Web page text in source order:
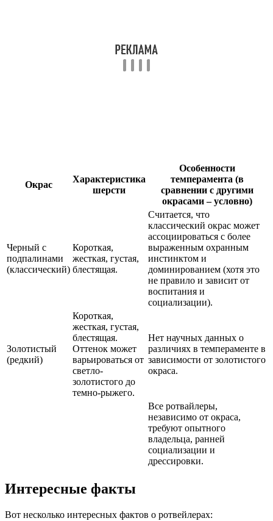
Окрас
Характеристика
шерсти
Особенности
темперамента (в
сравнении с другими
окрасами – условно)
Черный с
подпалинами
(классический)
Короткая,
жесткая, густая,
блестящая.
Считается, что
классический окрас может
ассоциироваться с более
выраженным охранным
инстинктом и
доминированием (хотя это
не правило и зависит от
воспитания и
социализации).
Золотистый
(редкий)
Короткая,
жесткая, густая,
блестящая.
Оттенок может
варьироваться от
светло-
золотистого до
темно-рыжего.
Нет научных данных о
различиях в темпераменте в
зависимости от золотистого
окраса.
Все ротвайлеры,
независимо от окраса,
требуют опытного
владельца, ранней
социализации и
дрессировки.
Интересные факты
Вот несколько интересных фактов о ротвейлерах: